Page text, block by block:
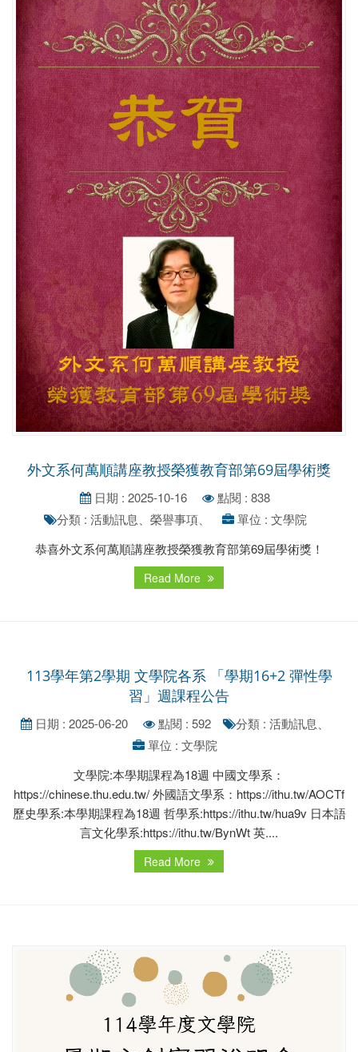
外文系何萬順講座教授榮獲教育部第69屆學術獎
日期 : 2025-10-16
點閱 : 838
分類 : 活動訊息、榮譽事項、
單位 : 文學院
恭喜外文系何萬順講座教授榮獲教育部第69屆學術獎！
Read More
113學年第2學期 文學院各系 「學期16+2 彈性學
習」週課程公告
日期 : 2025-06-20 點閱 : 592
分類 : 活動訊息、
單位 : 文學院
文學院:本學期課程為18週 中國文學系：
https://chinese.thu.edu.tw/ 外國語文學系：https://ithu.tw/AOCTf
歷史學系:本學期課程為18週 哲學系:https://ithu.tw/hua9v 日本語
言文化學系:https://ithu.tw/BynWt 英....
Read More